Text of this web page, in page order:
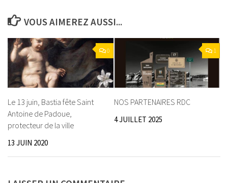
VOUS AIMEREZ AUSSI...
0
Le 13 juin, Bastia fête Saint
Antoine de Padoue,
protecteur de la ville
13 JUIN 2020
1
NOS PARTENAIRES RDC
4 JUILLET 2025